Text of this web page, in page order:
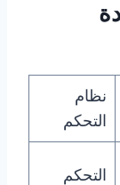
نظام
التحكم
التحكم